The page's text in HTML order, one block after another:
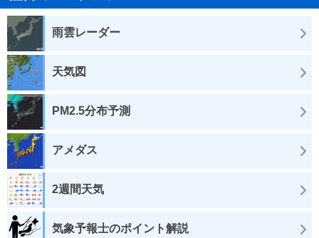
雨雲レーダー
天気図
PM2.5分布予測
アメダス
2週間天気
気象予報士のポイント解説